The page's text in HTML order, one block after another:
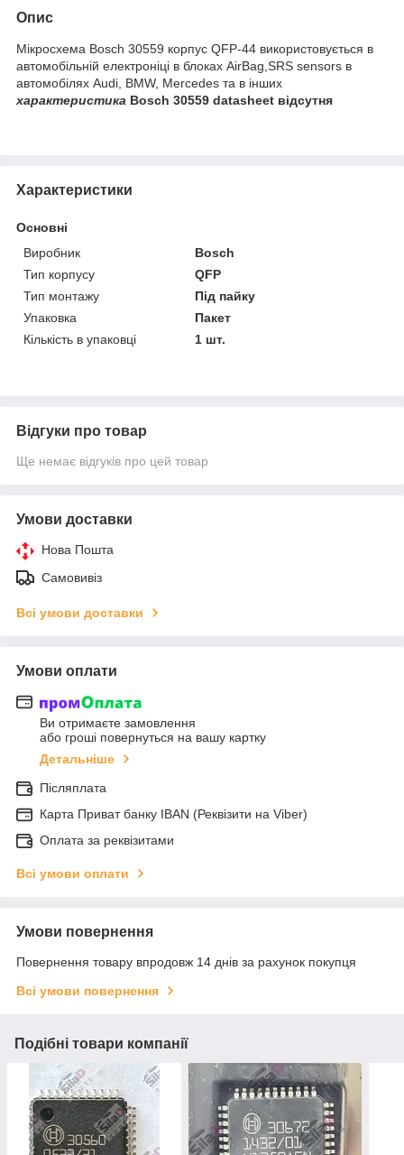
Опис
Мікросхема Bosch 30559 корпус QFP-44 використовується в
автомобільній електроніці в блоках AirBag,SRS sensors в
автомобілях Audi, BMW, Mercedes та в інших
характеристика Bosch 30559 datasheet відсутня
Характеристики
Основні
Виробник
Bosch
Тип корпусу
QFP
Тип монтажу
Під пайку
Упаковка
Пакет
Кількість в упаковці
1 шт.
Відгуки про товар
Ще немає відгуків про цей товар
Умови доставки
Нова Пошта
Самовивіз
Всі умови доставки
Умови оплати
Ви отримаєте замовлення
або гроші повернуться на вашу картку
Детальніше
Післяплата
Карта Приват банку IBAN (Реквізити на Viber)
Оплата за реквізитами
Всі умови оплати
Умови повернення
Повернення товару впродовж 14 днів за рахунок покупця
Всі умови повернення
Подібні товари компанії